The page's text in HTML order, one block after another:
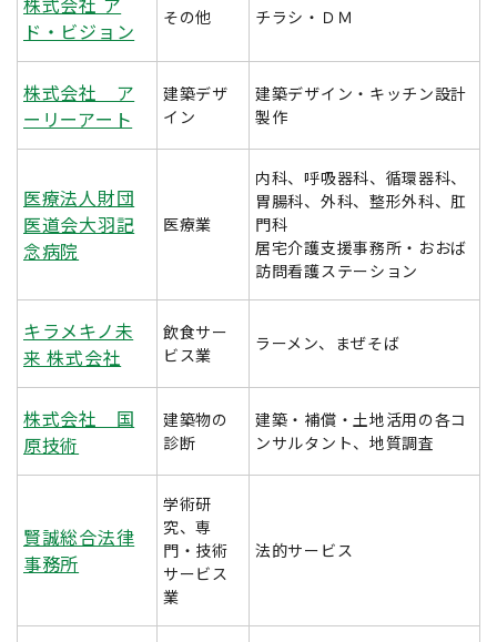
ド・ビジョン
その他 チラシ・ＤＭ
株式会社 ア
ーリーアート
建築デザ
イン
建築デザイン・キッチン設計
製作
医療法人財団
医道会大羽記
念病院
医療業
内科、呼吸器科、循環器科、
胃腸科、外科、整形外科、肛
門科
居宅介護支援事務所・おおば
訪問看護ステーション
キラメキノ未
来 株式会社
飲食サー
ビス業
ラーメン、まぜそば
株式会社 国
原技術
建築物の
診断
建築・補償・土地活用の各コ
ンサルタント、地質調査
賢誠総合法律
事務所
学術研
究、専
門・技術
サービス
業
法的サービス